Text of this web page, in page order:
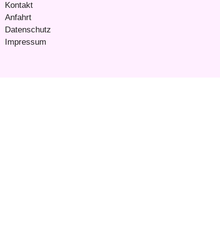
Kontakt
Anfahrt
Datenschutz
Impressum